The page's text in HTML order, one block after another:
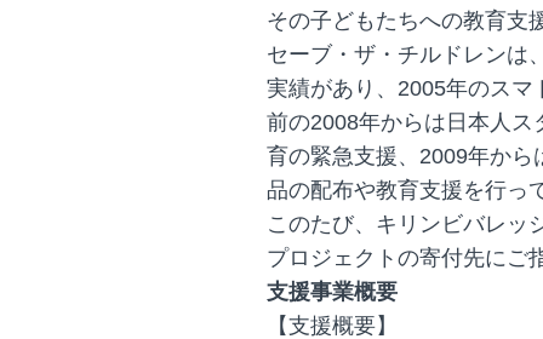
その子どもたちへの教育支
セーブ・ザ・チルドレンは
実績があり、2005年のス
前の2008年からは日本人
育の緊急支援、2009年か
品の配布や教育支援を行っ
このたび、キリンビバレッ
プロジェクトの寄付先にご
支援事業概要
【支援概要】